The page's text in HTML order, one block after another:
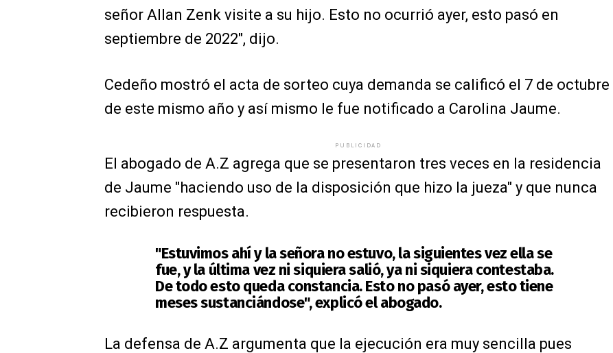
señor Allan Zenk visite a su hijo. Esto no ocurrió ayer, esto pasó en
septiembre de 2022", dijo.
Cedeño mostró el acta de sorteo cuya demanda se calificó el 7 de octubre
de este mismo año y así mismo le fue notificado a Carolina Jaume.
PUBLICIDAD
El abogado de A.Z agrega que se presentaron tres veces en la residencia
de Jaume "haciendo uso de la disposición que hizo la jueza" y que nunca
recibieron respuesta.
"Estuvimos ahí y la señora no estuvo, la siguientes vez ella se
fue, y la última vez ni siquiera salió, ya ni siquiera contestaba.
De todo esto queda constancia. Esto no pasó ayer, esto tiene
meses sustanciándose", explicó el abogado.
La defensa de A.Z argumenta que la ejecución era muy sencilla pues